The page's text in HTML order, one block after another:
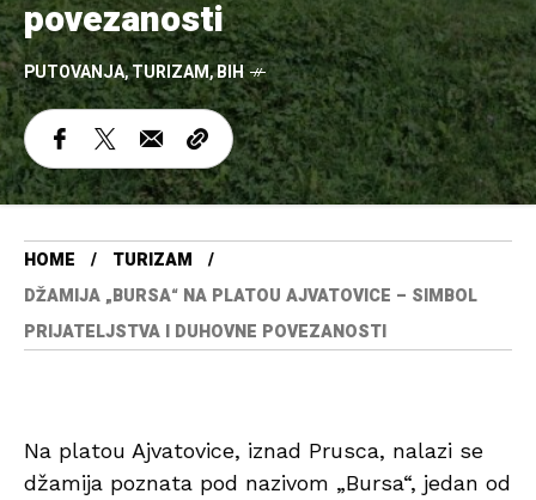
povezanosti
PUTOVANJA,TURIZAM,BIH
HOME
TURIZAM
DŽAMIJA „BURSA“ NA PLATOU AJVATOVICE – SIMBOL
PRIJATELJSTVA I DUHOVNE POVEZANOSTI
Na platou Ajvatovice, iznad Prusca, nalazi se
džamija poznata pod nazivom „Bursa“, jedan od